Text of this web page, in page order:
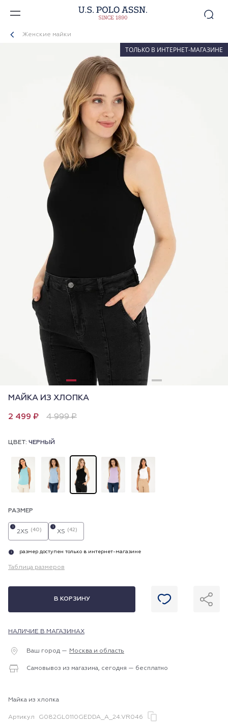
Женские майки
ТОЛЬКО В ИНТЕРНЕТ-МАГАЗИНЕ
МАЙКА ИЗ ХЛОПКА
2 499 ₽ 4 999 ₽
ЦВЕТ: ЧЕРНЫЙ
РАЗМЕР
2XS (40)
i
XS (42)
i
i размер доступен только в интернет-магазине
Таблица размеров
В КОРЗИНУ
НАЛИЧИЕ В МАГАЗИНАХ
Ваш город — Москва и область
Самовывоз из магазина, сегодня — бесплатно
Майка из хлопка
Артикул G082GL0110GEDDA_A_24.VR046